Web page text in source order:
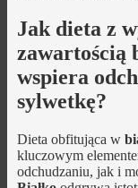
Jak dieta z
zawartością
wspiera
sylwetkę?
Dieta obfitująca w
kluczowym
odchudzaniu, jak i